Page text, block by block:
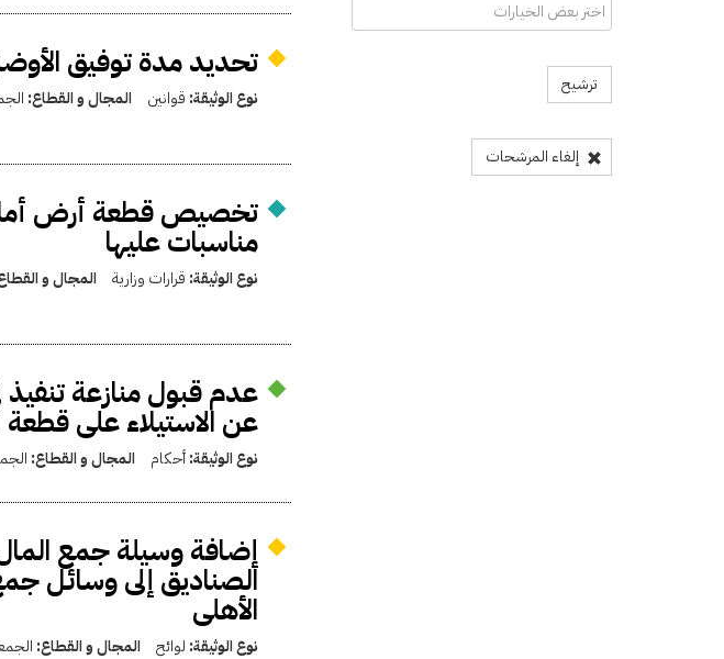
ترشيح
إلغاء المرشحات
تحديد مدة توفيق
نوع الوثيقة: قوانين المجال و القطاع:
تخصيص قطعة أرض أملاك
مناسبات عليها
نوع الوثيقة: قرارات وزارية المجال و
عدم قبول منازعة
عن الاستيلاء على
نوع الوثيقة:أحكام المجال و القطاع:
إضافة وسيلة جمع
الصناديق إلى وسائل
الأهلى
نوع الوثيقة: لوائح المجال و القطاع: